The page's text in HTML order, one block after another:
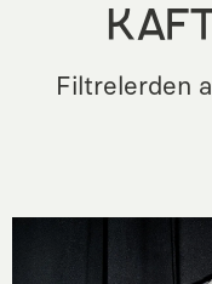
Filtrelerden